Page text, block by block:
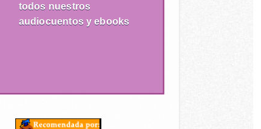
todos nuestros
audiocuentos y ebooks